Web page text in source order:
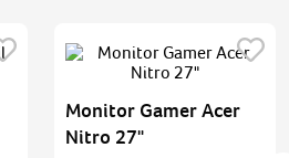
Monitor Gamer Acer
Nitro 27"